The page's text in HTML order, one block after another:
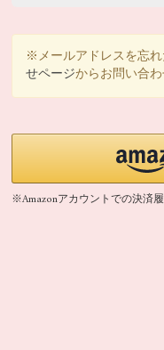
※メールアドレスを忘れ
せページからお問い合わ
※Amazonアカウントでの決済